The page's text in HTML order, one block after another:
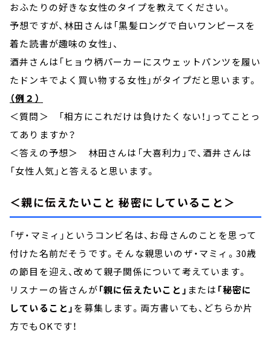
おふたりの好きな女性のタイプを教えてください。
予想ですが、林田さんは「黒髪ロングで白いワンピースを
着た読書が趣味の女性」、
酒井さんは「ヒョウ柄パーカーにスウェットパンツを履い
たドンキでよく買い物する女性」がタイプだと思います。
（例２）
＜質問＞ 「相方にこれだけは負けたくない！」ってことっ
てありますか？
＜答えの予想＞ 林田さんは「大喜利力」で、酒井さんは
「女性人気」と答えると思います。
＜親に伝えたいこと 秘密にしていること＞
「ザ・マミィ」というコンビ名は、お母さんのことを思って
付けた名前だそうです。そんな親思いのザ・マミィ。30歳
の節目を迎え、改めて親子関係について考えています。
リスナーの皆さんが「親に伝えたいこと」 または 「秘密に
していること」を募集します。両方書いても、どちらか片
方でもOKです！